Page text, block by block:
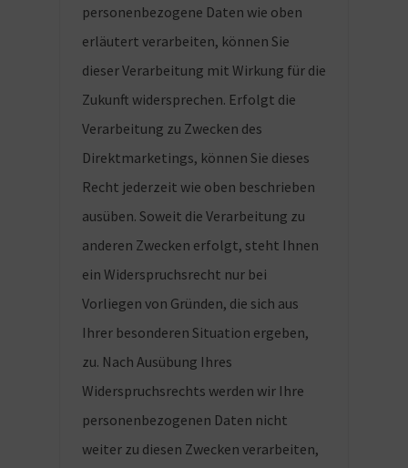
personenbezogene Daten wie oben
erläutert verarbeiten, können Sie
dieser Verarbeitung mit Wirkung für die
Zukunft widersprechen. Erfolgt die
Verarbeitung zu Zwecken des
Direktmarketings, können Sie dieses
Recht jederzeit wie oben beschrieben
ausüben. Soweit die Verarbeitung zu
anderen Zwecken erfolgt, steht Ihnen
ein Widerspruchsrecht nur bei
Vorliegen von Gründen, die sich aus
Ihrer besonderen Situation ergeben,
zu. Nach Ausübung Ihres
Widerspruchsrechts werden wir Ihre
personenbezogenen Daten nicht
weiter zu diesen Zwecken verarbeiten,